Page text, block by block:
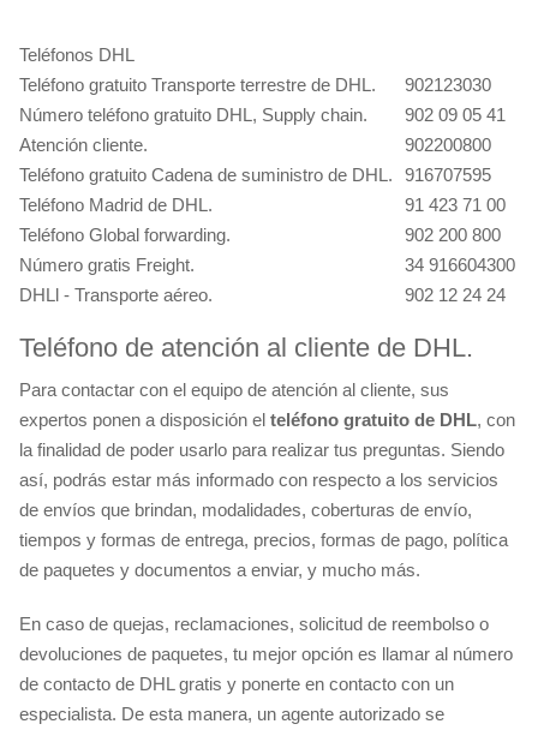
Teléfonos DHL
Teléfono gratuito Transporte terrestre de DHL.
902123030
Número teléfono gratuito DHL, Supply chain.
902 09 05 41
Atención cliente.
902200800
Teléfono gratuito Cadena de suministro de DHL.
916707595
Teléfono Madrid de DHL.
91 423 71 00
Teléfono Global forwarding.
902 200 800
Número gratis Freight.
34 916604300
DHLl - Transporte aéreo.
902 12 24 24
Teléfono de atención al cliente de DHL.
Para contactar con el equipo de atención al cliente, sus
expertos ponen a disposición el teléfono gratuito de DHL, con
la finalidad de poder usarlo para realizar tus preguntas. Siendo
así, podrás estar más informado con respecto a los servicios
de envíos que brindan, modalidades, coberturas de envío,
tiempos y formas de entrega, precios, formas de pago, política
de paquetes y documentos a enviar, y mucho más.
En caso de quejas, reclamaciones, solicitud de reembolso o
devoluciones de paquetes, tu mejor opción es llamar al número
de contacto de DHL gratis y ponerte en contacto con un
especialista. De esta manera, un agente autorizado se